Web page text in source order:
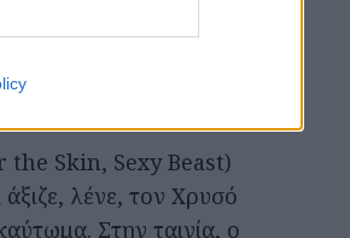
the Skin, Sexy Beast)
λένε, τον Χρυσό
Στην ταινία, ο